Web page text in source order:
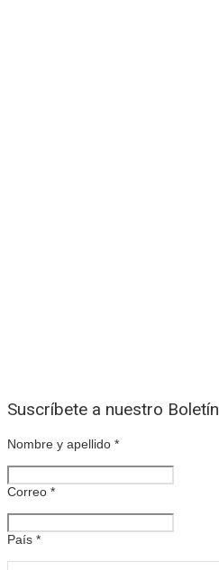
Suscríbete a nuestro Boletín
Nombre y apellido *
Correo *
País *